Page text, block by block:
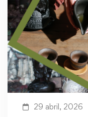
29 abril, 2026